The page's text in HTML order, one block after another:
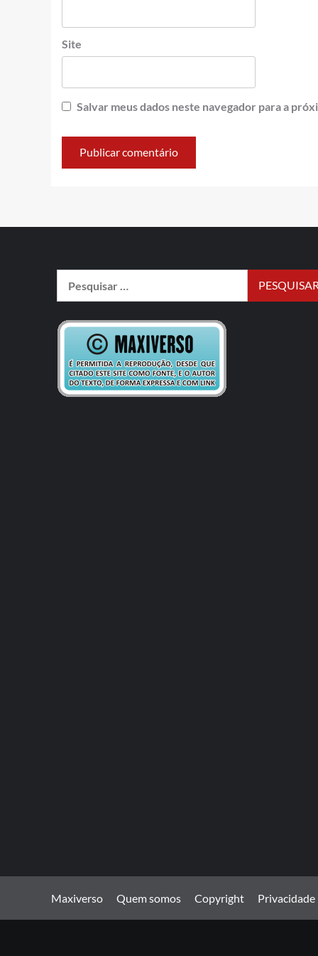
Site
Salvar meus dados neste navegador para a
Maxiverso Quem somos Copyright Privacidade